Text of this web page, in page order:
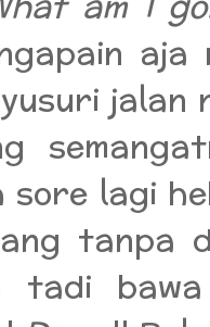
lagi
tanpa
tadi